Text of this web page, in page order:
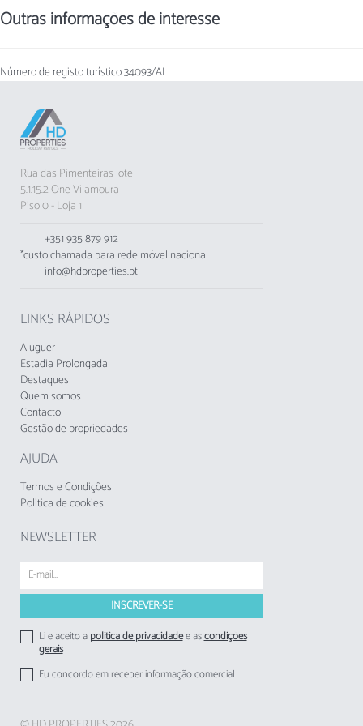
Outras informações de interesse
Número de registo turístico34093/AL
Rua das Pimenteiras lote
5.1.15.2 One Vilamoura
Piso 0 - Loja 1
+351 935 879 912
*custo chamada para rede móvel nacional
info@hdproperties.pt
LINKS RÁPIDOS
Aluguer
Estadia Prolongada
Destaques
Quem somos
Contacto
Gestão de propriedades
AJUDA
Termos e Condições
Politica de cookies
NEWSLETTER
Li e aceito apolitica de privacidadee ascondições
gerais
Eu concordo em receber informação comercial